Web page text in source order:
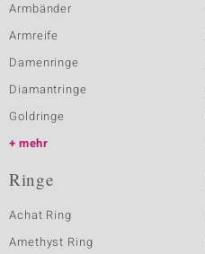
Armbänder
Armreife
Damenringe
Diamantringe
Goldringe
mehr
Ringe
Achat Ring
Amethyst Ring